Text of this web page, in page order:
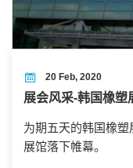
20 Feb, 2020
展会风采-韩国橡
为期五天的韩国橡
展馆落下帷幕。